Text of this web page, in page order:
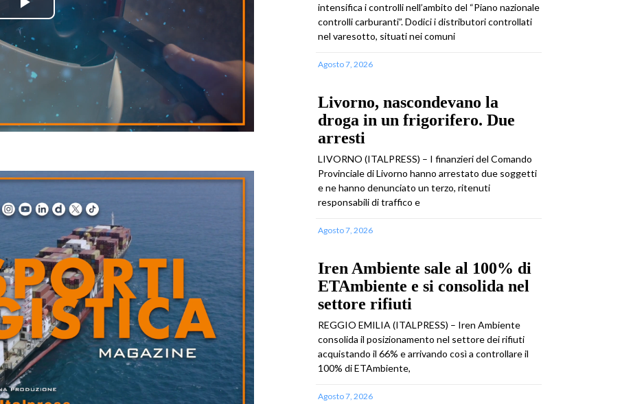
Play
Video
intensifica i controlli nell’ambito del “Piano nazionale
controlli carburanti”. Dodici i distributori controllati
nel varesotto, situati nei comuni
Agosto 7, 2026
Livorno, nascondevano la
droga in un frigorifero. Due
arresti
LIVORNO (ITALPRESS) – I finanzieri del Comando
Provinciale di Livorno hanno arrestato due soggetti
e ne hanno denunciato un terzo, ritenuti
responsabili di traffico e
Agosto 7, 2026
Iren Ambiente sale al 100% di
ETAmbiente e si consolida nel
settore rifiuti
REGGIO EMILIA (ITALPRESS) – Iren Ambiente
consolida il posizionamento nel settore dei rifiuti
acquistando il 66% e arrivando così a controllare il
100% di ETAmbiente,
Agosto 7, 2026